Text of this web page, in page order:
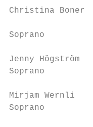
Christina Boner
Soprano
Jenny
Soprano
Mirjam Wernli
Soprano